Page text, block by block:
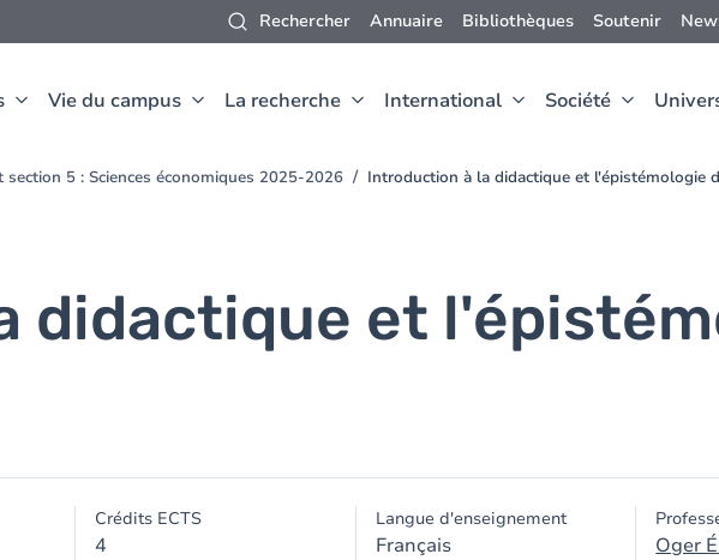
Rechercher Annuaire Bibliothèques Soutenir
Vie du campus La recherche International Société
section 5 : Sciences économiques 2025-2026 Introduction à la didactique et l'épistémologie
didactique et
Crédits ECTS
4
Langue d'enseignement
Français
Oger